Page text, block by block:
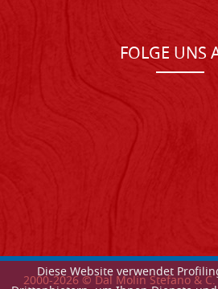
Diese Website verwendet
FOLGE UNS
2000-2026© Dal Molin Stefano &